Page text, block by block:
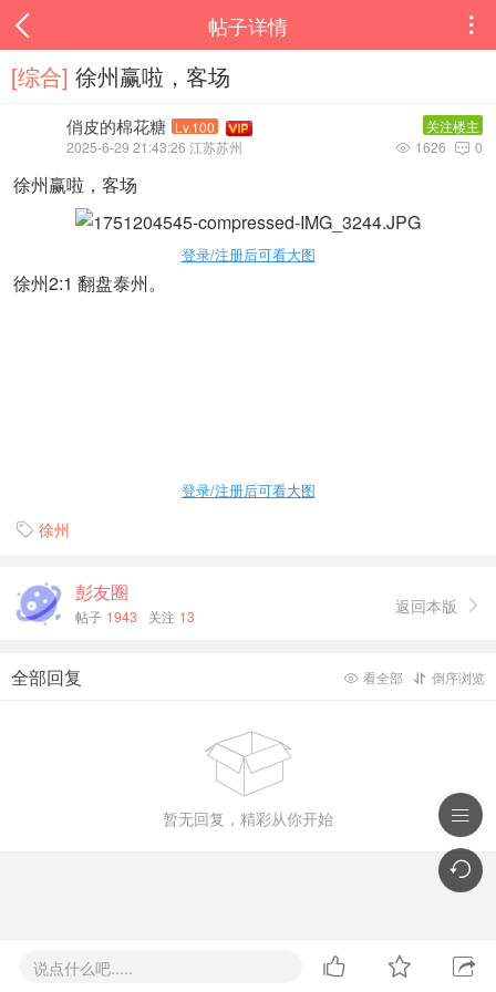
帖子详情 
[综合] 徐州赢啦，客场
俏皮的棉花糖 Lv.100
关注楼主
2025-6-29 21:43:26 江苏苏州
 0
 1626
徐州赢啦，客场
登录/注册后可看大图
徐州2:1 翻盘泰州。
登录/注册后可看大图
 徐州
彭友圈
帖子 1943 关注 13 返回本版 
 倒序浏览
 看全部
全部回复

暂无回复，精彩从你开始
说点什么吧.....   

